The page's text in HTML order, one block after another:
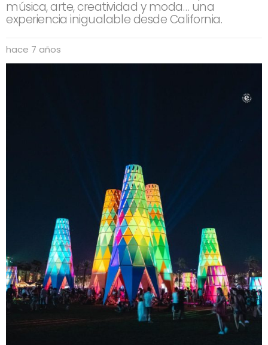
música, arte, creatividad y moda… una
experiencia inigualable desde California.
hace 7 años